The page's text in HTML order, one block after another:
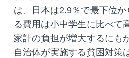
は、日本は2.9％で最下位
る費用は小中学生に比べ
家計の負担が増大するにも
自治体が実施する貧困対策